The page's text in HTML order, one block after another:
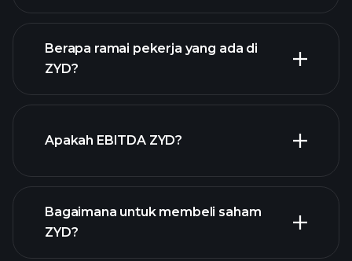
Berapa ramai pekerja yang ada di
ZYD?
majikan terbesar
Apakah EBITDA ZYD?
Bagaimana untuk membeli saham
ZYD?